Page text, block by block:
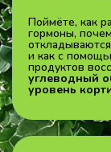
Поймёте, как
гормоны,
и как с
продуктов
углеводный
уровень